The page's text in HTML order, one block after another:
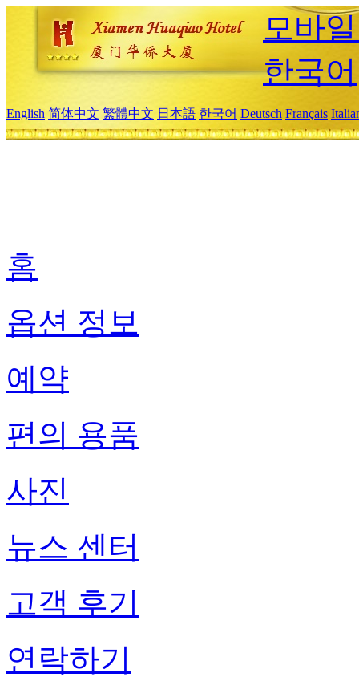
모바
한국어
English 简体中文 繁體中文 日本語 한국어 Deutsch Français
홈
옵션 정보
예약
편의 용품
사진
뉴스 센터
고객 후기
연락하기